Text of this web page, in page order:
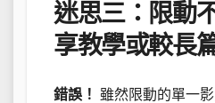
迷思三：限動
享教學或較長
錯誤！
雖然限動的單一